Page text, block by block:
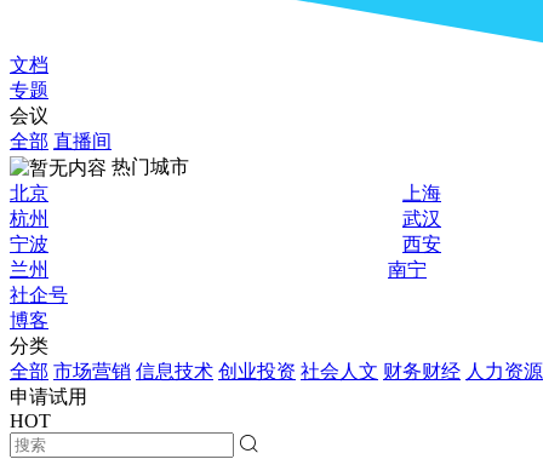
文档
专题
会议
全部 直播间
热门城市
北京
上海
杭州
武汉
宁波
西安
兰州
南宁
社企号
博客
分类
全部 市场营销 信息技术 创业投资 社会人文 财务财经 人力资源
申请试用
HOT